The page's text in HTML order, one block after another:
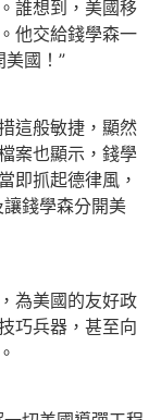
誰想到，美國移
他交給錢學森一
美國！”
這般敏捷，顯然
案也顯示，錢學
即抓起德律風，
錢學森分開美
為美國的友好政
巧兵器，甚至向